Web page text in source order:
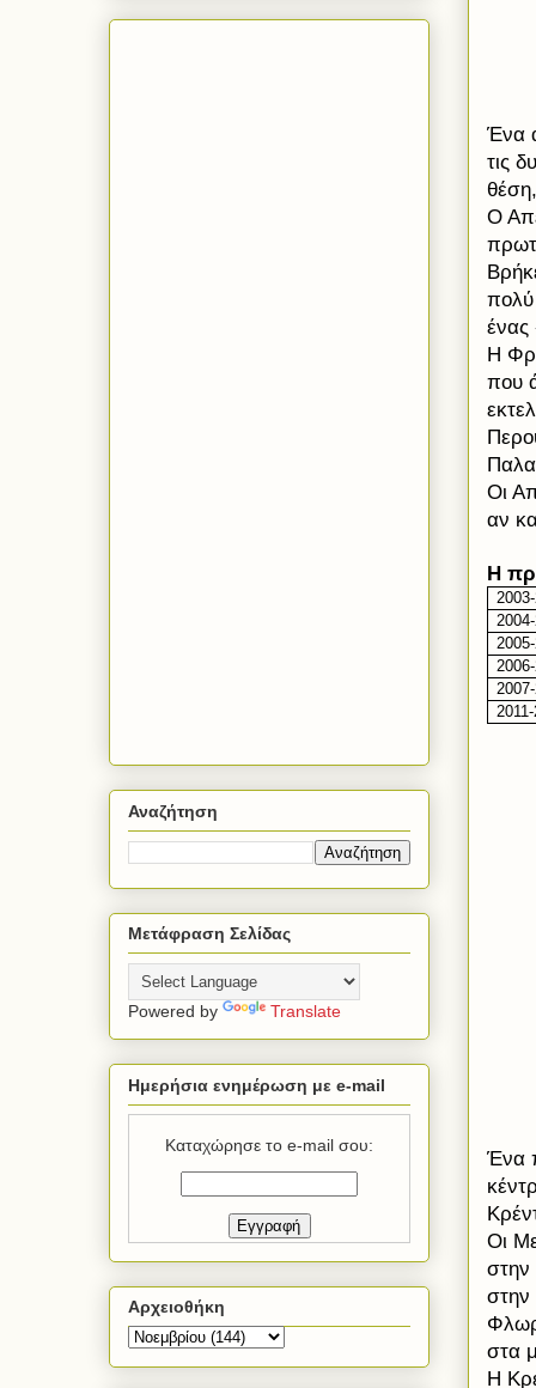
Ένα
τις
θ
Ο
πολύ
ένας
Η
που
Οι
αν
Η
Ένα
Οι
στην
στην
στα
Η
Αναζήτηση
Μετάφραση Σελίδας
Powered by Translate
Ημερήσια ενημέρωση με e-mail
Καταχώρησε το e-mail σου:
Αρχειοθήκη